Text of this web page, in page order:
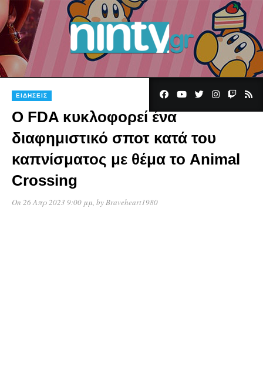
ΕΙΔΉΣΕΙΣ
Ο FDA κυκλοφορεί ένα
διαφημιστικό σποτ κατά του
καπνίσματος με θέμα το Animal
Crossing
On 26 Απρ 2023 9:00 μμ , by Braveheart1980